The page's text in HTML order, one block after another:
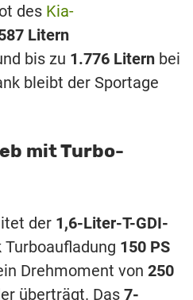
des Kia-
Litern
bis zu 1.776 Litern bei
bleibt der Sportage
mit Turbo-
der 1,6-Liter-T-GDI-
Turboaufladung 150 PS
Drehmoment von 250
überträgt. Das 7-